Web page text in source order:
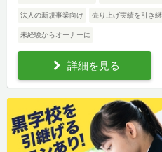
法人の新規事業向け 売り上げ実績を引き
未経験からオーナーに
詳細を見る